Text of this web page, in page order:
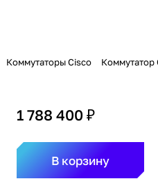
Коммутаторы Cisco Коммутатор
1 788 400 ₽
В корзину